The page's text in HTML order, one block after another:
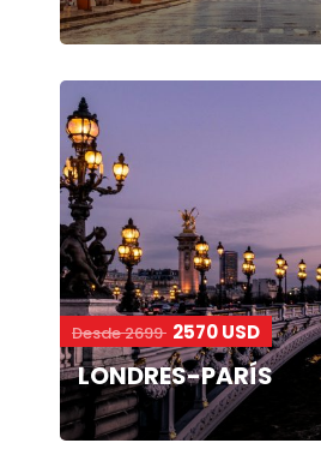
Desde 2699 2570 USD
LONDRES-PARÍS